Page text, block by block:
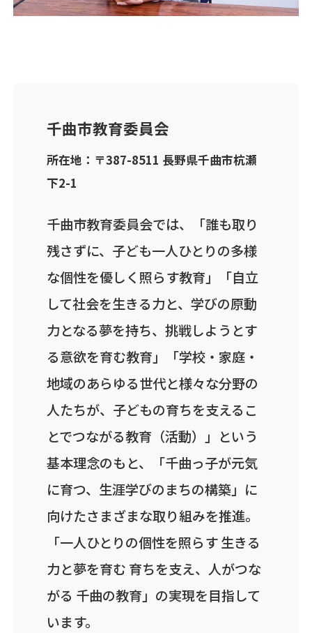
千曲市教育委員会
所在地：〒387-8511 長野県千曲市杭瀬
下2-1
千曲市教育委員会では、「誰も取り
残さずに、子ども一人ひとりの多様
な個性を優しく照らす教育」「自立
して社会を生きる力と、学びの原動
力となる夢を持ち、挑戦しようとす
る意欲を育む教育」「学校・家庭・
地域のあらゆる世代と様々な分野の
人たちが、子どもの育ちを支えるこ
とでつながる教育（活動）」という
基本理念のもと、「千曲っ子が元気
に育つ、生涯学びのまちの構築」に
向けたさまざまな取り組みを推進。
「一人ひとりの個性を照らす 生きる
力と夢を育む 育ちを支え、人がつな
がる 千曲の教育」の実現を目指して
います。